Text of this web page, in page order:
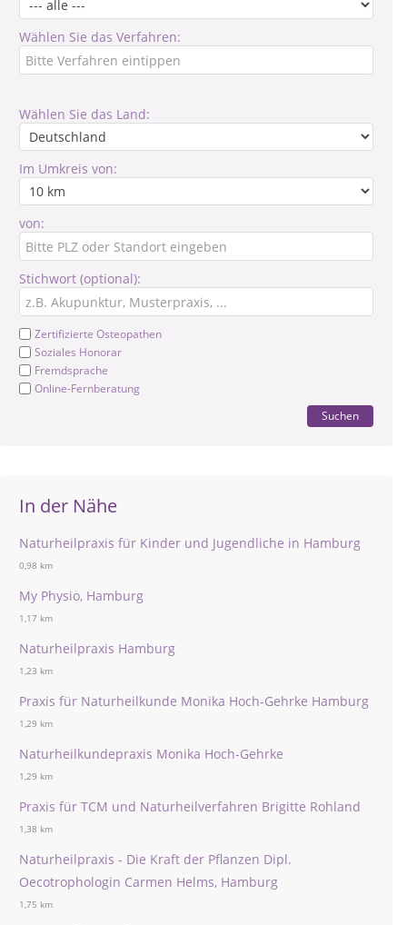
Wählen Sie das Verfahren:
Wählen Sie das Land:
Im Umkreis von:
von:
Stichwort (optional):
Zertifizierte Osteopathen
Soziales Honorar
Fremdsprache
Online-Fernberatung
Suchen
In der Nähe
Naturheilpraxis für Kinder und Jugendliche in Hamburg
0,98 km
My Physio, Hamburg
1,17 km
Naturheilpraxis Hamburg
1,23 km
Praxis für Naturheilkunde Monika Hoch-Gehrke Hamburg
1,29 km
Naturheilkundepraxis Monika Hoch-Gehrke
1,29 km
Praxis für TCM und Naturheilverfahren Brigitte Rohland
1,38 km
Naturheilpraxis - Die Kraft der Pflanzen Dipl.
Oecotrophologin Carmen Helms, Hamburg
1,75 km